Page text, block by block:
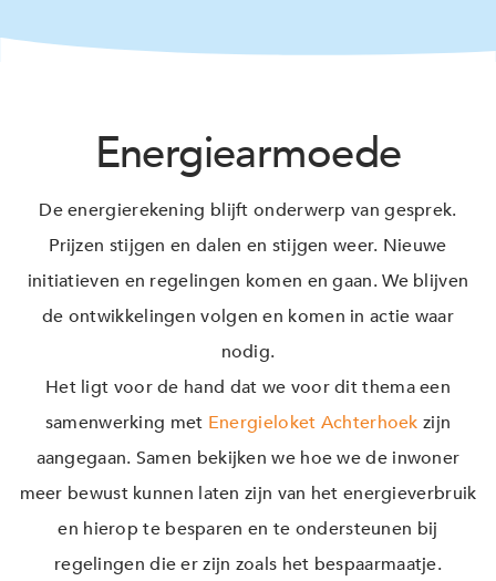
Energiearmoede
De energierekening blijft onderwerp van gesprek.
Prijzen stijgen en dalen en stijgen weer. Nieuwe
initiatieven en regelingen komen en gaan. We blijven
de ontwikkelingen volgen en komen in actie waar
nodig.
Het ligt voor de hand dat we voor dit thema een
samenwerking met Energieloket Achterhoek zijn
aangegaan. Samen bekijken we hoe we de inwoner
meer bewust kunnen laten zijn van het energieverbruik
en hierop te besparen en te ondersteunen bij
regelingen die er zijn zoals het bespaarmaatje.